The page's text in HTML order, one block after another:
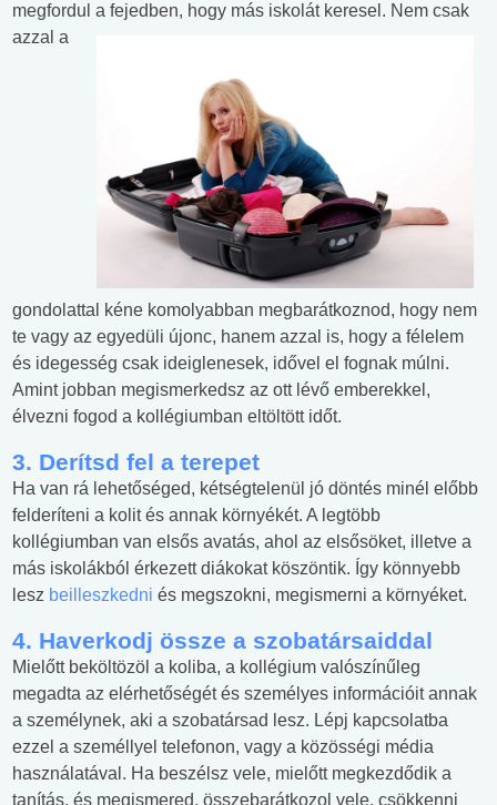
megfordul a fejedben, hogy más iskolát keresel. Nem csak
azzal a
gondolattal kéne komolyabban megbarátkoznod, hogy nem
te vagy az egyedüli újonc, hanem azzal is, hogy a félelem
és idegesség csak ideiglenesek, idővel el fognak múlni.
Amint jobban megismerkedsz az ott lévő emberekkel,
élvezni fogod a kollégiumban eltöltött időt.
3. Derítsd fel a terepet
Ha van rá lehetőséged, kétségtelenül jó döntés minél előbb
felderíteni a kolit és annak környékét. A legtöbb
kollégiumban van elsős avatás, ahol az elsősöket, illetve a
más iskolákból érkezett diákokat köszöntik. Így könnyebb
lesz beilleszkedni és megszokni, megismerni a környéket.
4. Haverkodj össze a szobatársaiddal
Mielőtt beköltözöl a koliba, a kollégium valószínűleg
megadta az elérhetőségét és személyes információit annak
a személynek, aki a szobatársad lesz. Lépj kapcsolatba
ezzel a személlyel telefonon, vagy a közösségi média
használatával. Ha beszélsz vele, mielőtt megkezdődik a
tanítás, és megismered, összebarátkozol vele, csökkenni